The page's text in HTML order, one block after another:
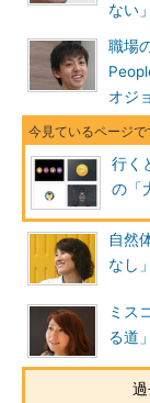
ない
職場
オジ
行く
の「
自然
なし」
ミス
る道」